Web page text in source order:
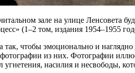
зале на улице Ленсовета
(1–2 том, издания 1954–1955
так, чтобы эмоционально и
из них. Фотографии
насилия и несвободы,